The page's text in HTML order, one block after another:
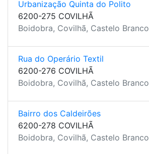
Urbanização Quinta do Polito
6200-275 COVILHÃ
Boidobra, Covilhã, Castelo Branco
Rua do Operário Textil
6200-276 COVILHÃ
Boidobra, Covilhã, Castelo Branco
Bairro dos Caldeirões
6200-278 COVILHÃ
Boidobra, Covilhã, Castelo Branco